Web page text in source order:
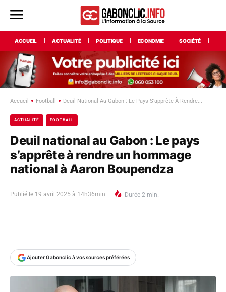
ACCUEIL ACTUALITÉ POLITIQUE ECONOMIE SOCIÉTÉ
Accueil Football Deuil National Au Gabon : Le Pays S’apprête À Rendre...
ACTUALITÉ FOOTBALL
Deuil national au Gabon : Le pays
s’apprête à rendre un hommage
national à Aaron Boupendza
Publié le 19 avril 2025 à 14h36min Durée 2 min.
Ajouter Gabonclic à vos sources préférées